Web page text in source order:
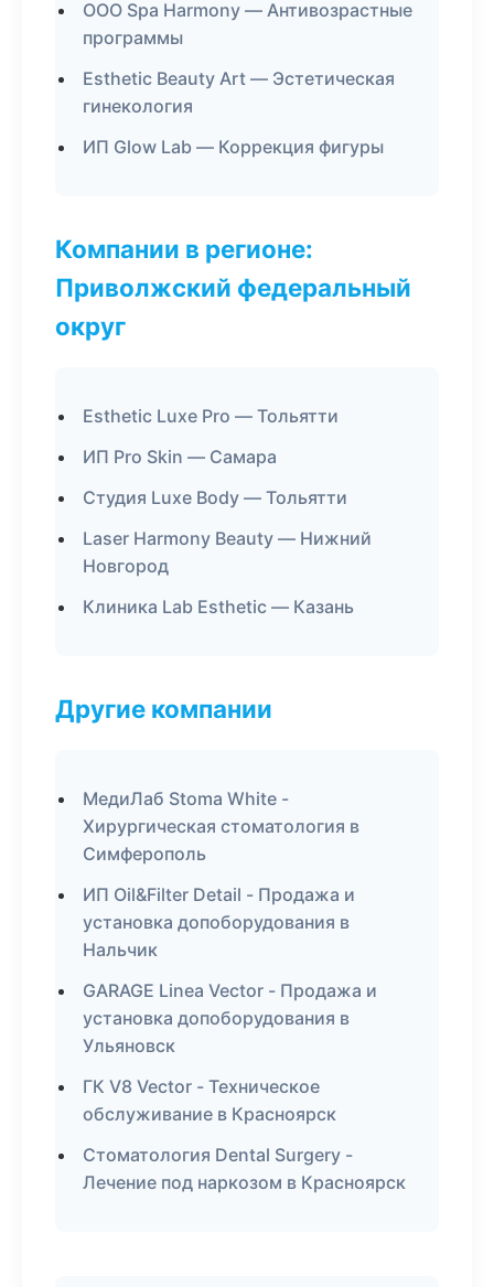
ООО Spa Harmony — Антивозрастные
программы
Esthetic Beauty Art — Эстетическая
гинекология
ИП Glow Lab — Коррекция фигуры
Компании в регионе:
Приволжский федеральный
округ
Esthetic Luxe Pro — Тольятти
ИП Pro Skin — Самара
Студия Luxe Body — Тольятти
Laser Harmony Beauty — Нижний
Новгород
Клиника Lab Esthetic — Казань
Другие компании
МедиЛаб Stoma White -
Хирургическая стоматология в
Симферополь
ИП Oil&Filter Detail - Продажа и
установка допоборудования в
Нальчик
GARAGE Linea Vector - Продажа и
установка допоборудования в
Ульяновск
ГК V8 Vector - Техническое
обслуживание в Красноярск
Стоматология Dental Surgery -
Лечение под наркозом в Красноярск